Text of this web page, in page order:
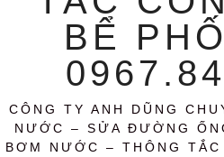
BỂ
CÔNG TY ANH DŨNG
NƯỚC – SỬA ĐƯỜNG
BƠM NƯỚC – THÔNG